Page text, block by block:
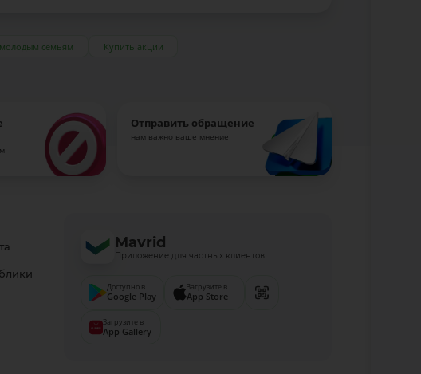
семьям
Купить акции
Отправить обращение
нам важно ваше мнение
Mavrid
Приложение для частных клиентов
Доступно в
Google Play
Загрузите в
App Store
Загрузите в
App Gallery